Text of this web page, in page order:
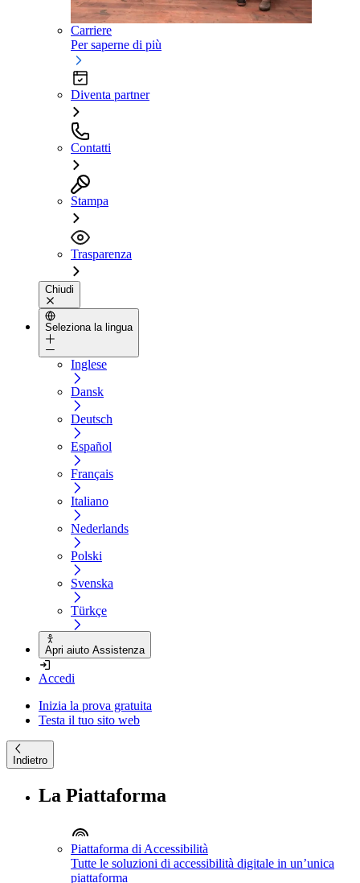
Carriere
Per saperne di più
Diventa partner
Contatti
Stampa
Trasparenza
Chiudi
Seleziona la lingua
Inglese
Dansk
Deutsch
Español
Français
Italiano
Nederlands
Polski
Svenska
Türkçe
Apri aiuto Assistenza
Accedi
Inizia la prova gratuita
Testa il tuo sito web
Indietro
La Piattaforma
Piattaforma di Accessibilità
Tutte le soluzioni di accessibilità digitale in un’unica
piattaforma